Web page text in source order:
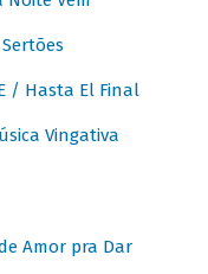
Sertões
/ Hasta El Final
Vingativa
Amor pra Dar